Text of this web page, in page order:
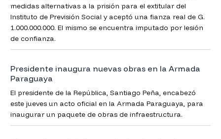
medidas alternativas a la prisión para el extitular del
Instituto de Previsión Social y aceptó una fianza real de G.
1.000.000.000. El mismo se encuentra imputado por lesión
de confianza.
Presidente inaugura nuevas obras en la Armada
Paraguaya
El presidente de la República, Santiago Peña, encabezó
este jueves un acto oficial en la Armada Paraguaya, para
inaugurar un paquete de obras de infraestructura.